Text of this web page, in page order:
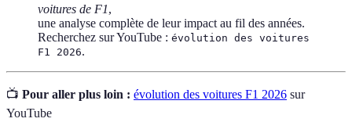
voitures de F1,
une analyse complète de leur impact au fil des années.
Recherchez sur YouTube : évolution des voitures
F1 2026.
📺 Pour aller plus loin : évolution des voitures F1 2026 sur
YouTube